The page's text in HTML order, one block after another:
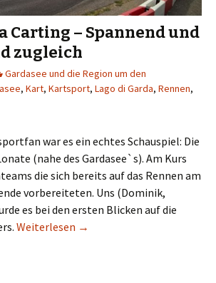
Carting – Spannend und
zugleich
Gardasee und die Region um den
, Kart, Kartsport, Lago di Garda, Rennen,
war es ein echtes Schauspiel: Die
(nahe des Gardasee`s). Am Kurs
die sich bereits auf das Rennen am
vorbereiteten. Uns (Dominik,
es bei den ersten Blicken auf die
Weiterlesen South Garda Carting –
→